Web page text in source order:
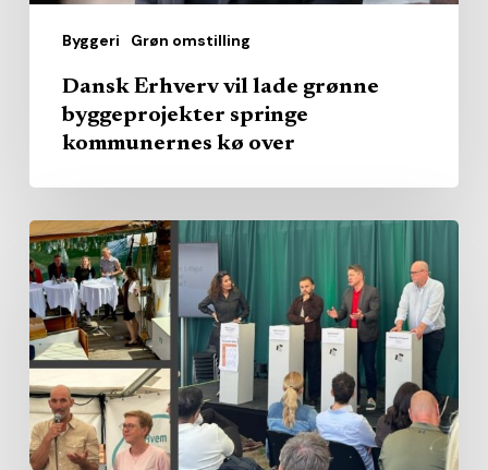
Byggeri Grøn omstilling
Dansk Erhverv vil lade grønne
byggeprojekter springe
kommunernes kø over
Politikere
på
catwalken
–
og
milliarderne
kulissen